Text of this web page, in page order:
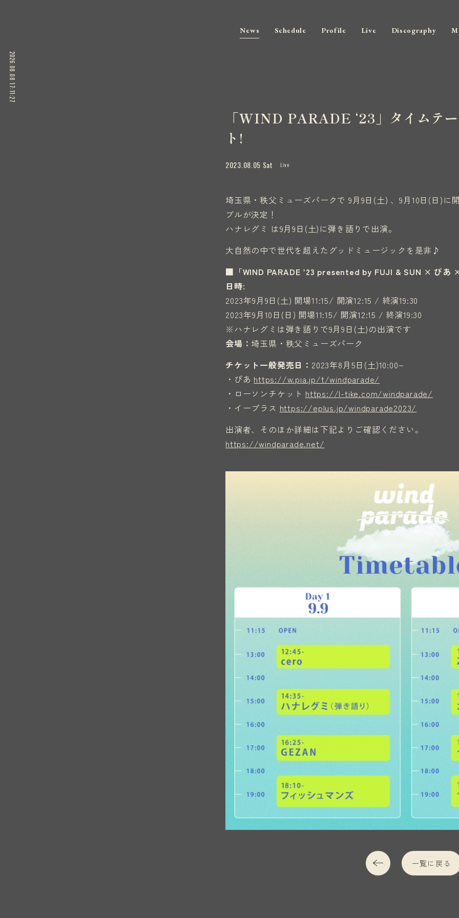
News Schedule Profile Live Discography
2026.08.08 17:11:29
「WIND PARADE ‘23」タイムテ
ト!
2023.08.05 Sat Live
埼玉県・秩父ミューズパークで 9月9日(土) 、9月10日(日)に
ブルが決定！
ハナレグミ は9月9日(土)に弾き語りで出演。
大自然の中で世代を超えたグッドミュージックを是非♪
■「WIND PARADE ’23 presented by FUJI & SUN × ぴあ
日時:
2023年9月9日(土) 開場11:15/ 開演12:15 / 終演19:30
2023年9月10日(日) 開場11:15/ 開演12:15 / 終演19:30
※ハナレグミは弾き語りで9月9日(土)の出演です
会場： 埼玉県・秩父ミューズパーク
チケット一般発売日： 2023年8月5日(土)10:00~
・ぴあ https://w.pia.jp/t/windparade/
・ローソンチケット https://l-tike.com/windparade/
・イープラス https://eplus.jp/windparade2023/
出演者、そのほか詳細は下記よりご確認ください。
https://windparade.net/
一覧に戻る